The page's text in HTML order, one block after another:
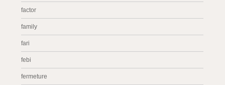
factor
family
fari
febi
fermeture